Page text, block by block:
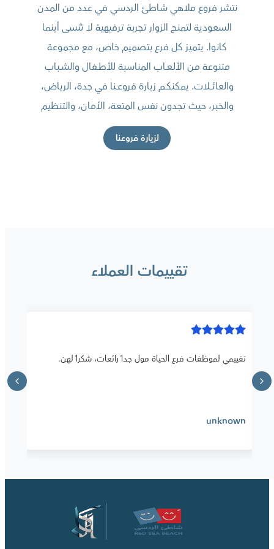
نتشر فروع ملاهي شاطئ الردسي في عدد من المدن
السعودية لتمنح الزوار تجربة ترفيهية لا تُنسى أينما
كانوا. يتميز كل فرع بتصميم خاص، مع مجموعة
متنوعة مـن الألـعــاب المناسبة للأطــفال والشــباب
والعائــــلات. يمكنكــم زيارة فروعــنا في جدة، الرياض،
والخبر، حيث تجدون نفس المتعة، الأمان، والتنظيم
لزيارة فروعنا
تقييمات العملاء
تقييمي لموظفات فرع الحياة مول جداً رائعات، شكراً لهن.
unknown